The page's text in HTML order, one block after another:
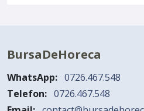
BursaDeHoreca
WhatsApp: 0726.467.548
Telefon: 0726.467.548